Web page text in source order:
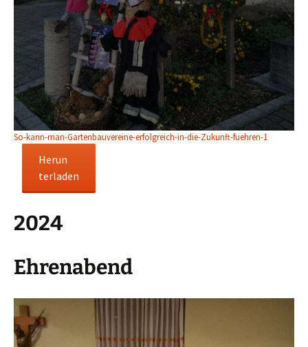
So-kann-man-Gartenbauvereine-erfolgreich-in-die-Zukunft-fuehren-1
Herun
terladen
2024
Ehrenabend